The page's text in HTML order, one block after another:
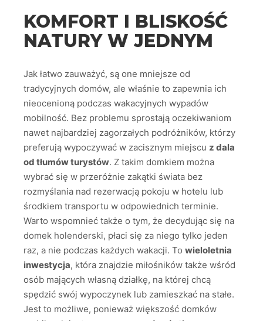
KOMFORT I BLISKOŚĆ
NATURY W JEDNYM
Jak łatwo zauważyć, są one mniejsze od
tradycyjnych domów, ale właśnie to zapewnia ich
nieocenioną podczas wakacyjnych wypadów
mobilność. Bez problemu sprostają oczekiwaniom
nawet najbardziej zagorzałych podróżników, którzy
preferują wypoczywać w zacisznym miejscu z dala
od tłumów turystów. Z takim domkiem można
wybrać się w przeróżnie zakątki świata bez
rozmyślania nad rezerwacją pokoju w hotelu lub
środkiem transportu w odpowiednich terminie.
Warto wspomnieć także o tym, że decydując się na
domek holenderski, płaci się za niego tylko jeden
raz, a nie podczas każdych wakacji. To wieloletnia
inwestycja, która znajdzie miłośników także wśród
osób mających własną działkę, na której chcą
spędzić swój wypoczynek lub zamieszkać na stałe.
Jest to możliwe, ponieważ większość domków